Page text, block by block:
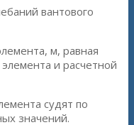
вантового
м, равная
и расчетной
судят по
значений.